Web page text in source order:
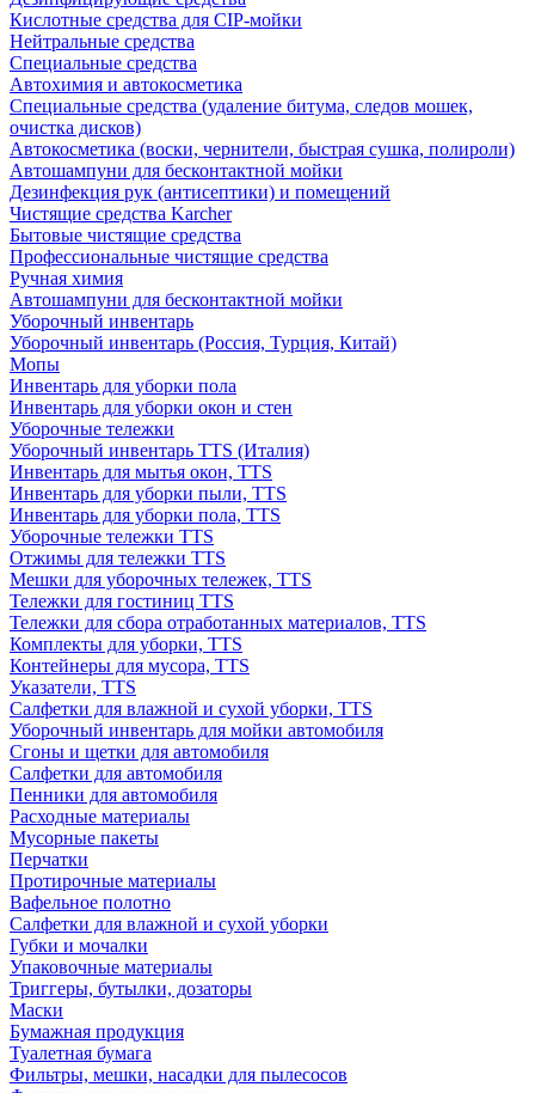
Кислотные средства для CIP-мойки
Нейтральные средства
Специальные средства
Автохимия и автокосметика
Специальные средства (удаление битума, следов мошек,
очистка дисков)
Автокосметика (воски, чернители, быстрая сушка, полироли)
Автошампуни для бесконтактной мойки
Дезинфекция рук (антисептики) и помещений
Чистящие средства Karcher
Бытовые чистящие средства
Профессиональные чистящие средства
Ручная химия
Автошампуни для бесконтактной мойки
Уборочный инвентарь
Уборочный инвентарь (Россия, Турция, Китай)
Мопы
Инвентарь для уборки пола
Инвентарь для уборки окон и стен
Уборочные тележки
Уборочный инвентарь TTS (Италия)
Инвентарь для мытья окон, TTS
Инвентарь для уборки пыли, TTS
Инвентарь для уборки пола, TTS
Уборочные тележки TTS
Отжимы для тележки TTS
Мешки для уборочных тележек, TTS
Тележки для гостиниц TTS
Тележки для сбора отработанных материалов, TTS
Комплекты для уборки, TTS
Контейнеры для мусора, TTS
Указатели, TTS
Салфетки для влажной и сухой уборки, TTS
Уборочный инвентарь для мойки автомобиля
Сгоны и щетки для автомобиля
Салфетки для автомобиля
Пенники для автомобиля
Расходные материалы
Мусорные пакеты
Перчатки
Протирочные материалы
Вафельное полотно
Салфетки для влажной и сухой уборки
Губки и мочалки
Упаковочные материалы
Триггеры, бутылки, дозаторы
Маски
Бумажная продукция
Туалетная бумага
Фильтры, мешки, насадки для пылесосов